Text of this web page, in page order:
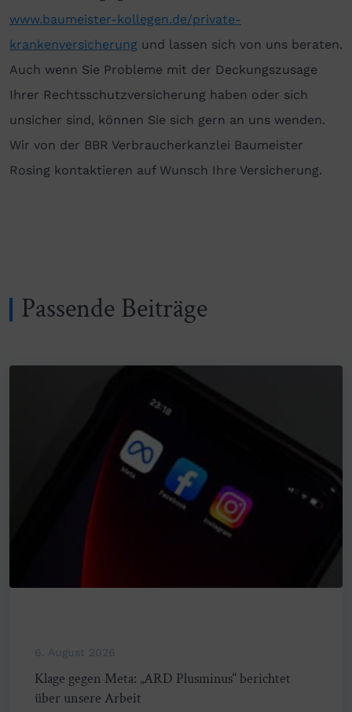
www.baumeister-kollegen.de/private-
krankenversicherung und lassen sich von uns beraten.
Auch wenn Sie Probleme mit der Deckungszusage
Ihrer Rechtsschutzversicherung haben oder sich
unsicher sind, können Sie sich gern an uns wenden.
Wir von der BBR Verbraucherkanzlei Baumeister
Rosing kontaktieren auf Wunsch Ihre Versicherung.
Passende Beiträge
6. August 2026
Klage gegen Meta: „ARD Plusminus“ berichtet
über unsere Arbeit